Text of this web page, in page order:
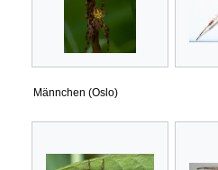
Männchen (Oslo)